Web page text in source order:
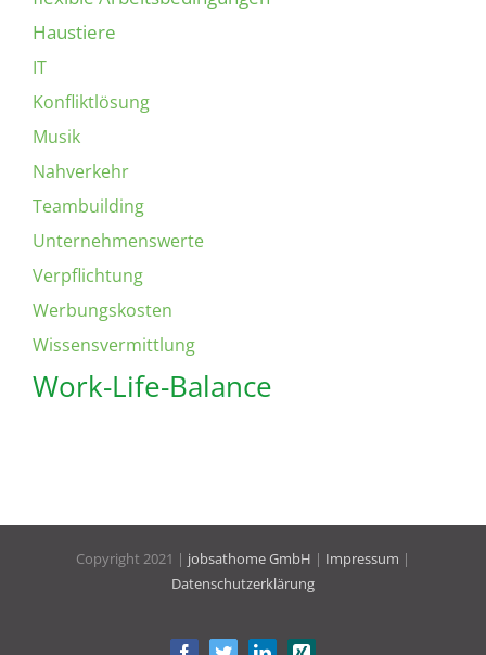
Haustiere
IT
Konfliktlösung
Musik
Nahverkehr
Teambuilding
Unternehmenswerte
Verpflichtung
Werbungskosten
Wissensvermittlung
Work-Life-Balance
Copyright 2021 | jobsathome GmbH | Impressum |
Datenschutzerklärung